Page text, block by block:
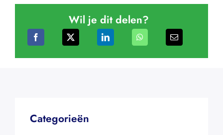
Wil je dit delen?
Categorieën